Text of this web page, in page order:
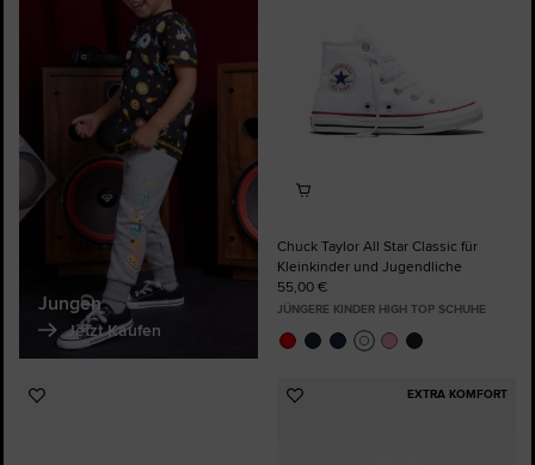
Jungen
Jetzt Kaufen
Chuck Taylor All Star Classic für
Kleinkinder und Jugendliche
55,00 €
JÜNGERE KINDER HIGH TOP SCHUHE
Zu
EXTRA KOMFORT
Zu